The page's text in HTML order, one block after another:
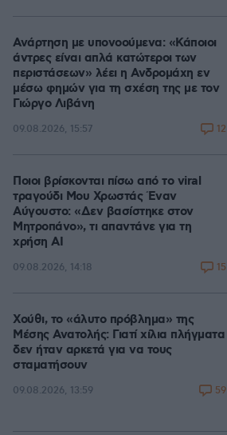
Ανάρτηση με υπονοούμενα: «Κάποιοι
άντρες είναι απλά κατώτεροι των
περιστάσεων» λέει η Ανδρομάχη εν
μέσω φημών για τη σχέση της με τον
Γιώργο Λιβάνη
09.08.2026, 15:57 12
Ποιοι βρίσκονται πίσω από το viral
τραγούδι Μου Χρωστάς Έναν
Αύγουστο: «Δεν βασίστηκε στον
Μητροπάνο», τι απαντάνε για τη
χρήση AI
09.08.2026, 14:18 15
Χούθι, το «άλυτο πρόβλημα» της
Μέσης Ανατολής: Γιατί χίλια πλήγματα
δεν ήταν αρκετά για να τους
σταματήσουν
09.08.2026, 13:59 59